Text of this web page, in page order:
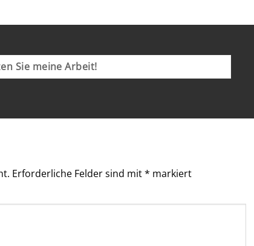
Sie meine Arbeit!
Erforderliche Felder sind mit* markiert